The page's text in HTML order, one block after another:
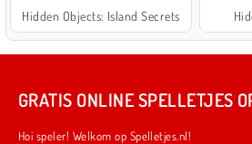
Hidden Objects: Island Secrets
GRATIS ONLINE SPELLETJES
Hoi speler! Welkom op Spelletjes.nl!